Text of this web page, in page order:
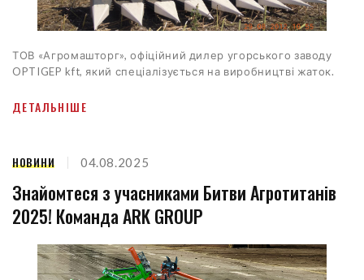
ТОВ «Агромашторг», офіційний дилер угорського заводу
OPTIGEP kft, який спеціалізується на виробництві жаток.
ДЕТАЛЬНІШЕ
НОВИНИ 04.08.2025
Знайомтеся з учасниками Битви Агротитанів
2025! Команда ARK GROUP